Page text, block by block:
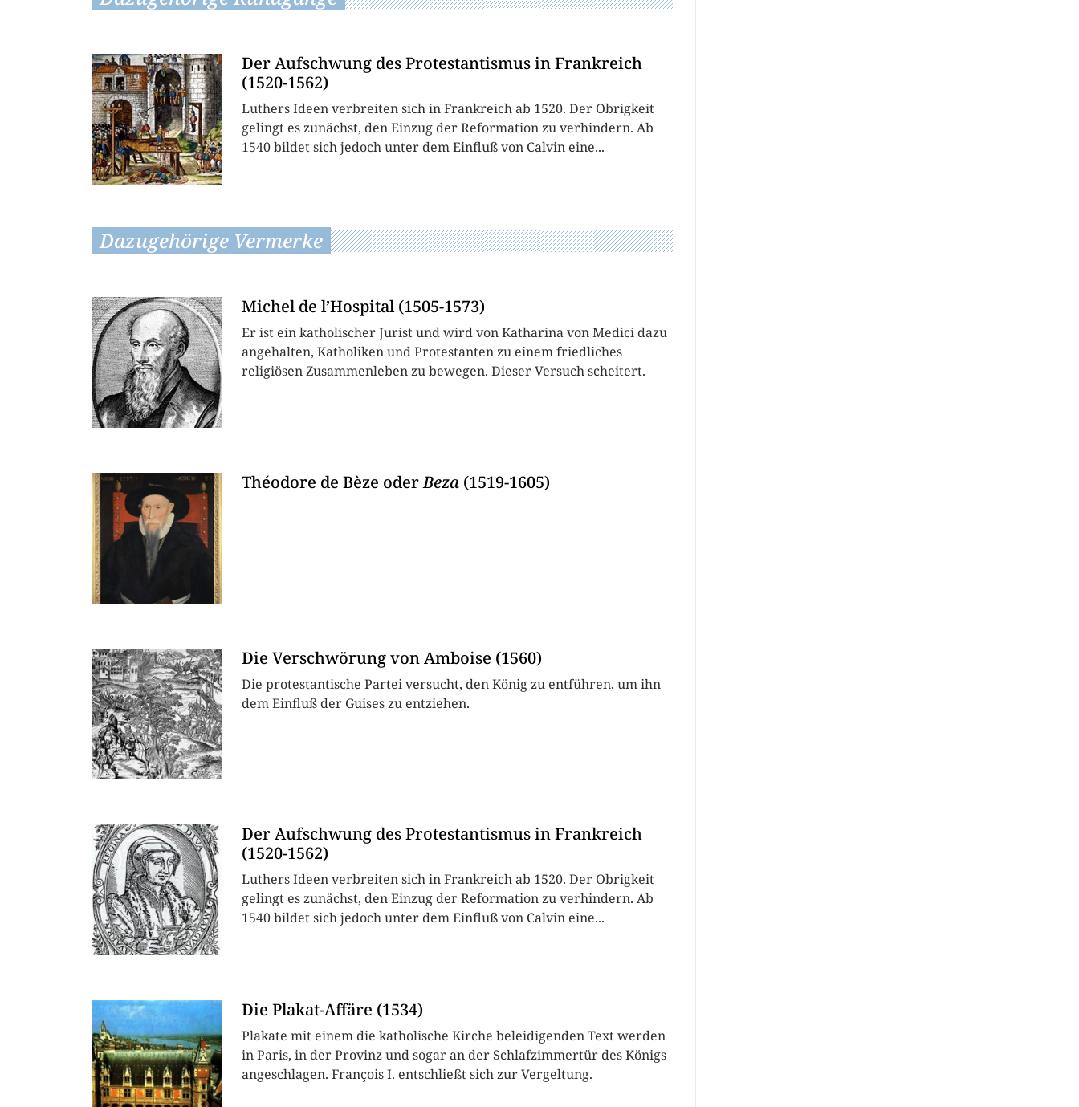
Der Aufschwung des Protestantismus in Frankreich
(1520-1562)
Luthers Ideen verbreiten sich in Frankreich ab 1520. Der Obrigkeit
gelingt es zunächst, den Einzug der Reformation zu verhindern. Ab
1540 bildet sich jedoch unter dem Einfluß von Calvin eine...
Dazugehörige Vermerke
Michel de l’Hospital (1505-1573)
Er ist ein katholischer Jurist und wird von Katharina von Medici dazu
angehalten, Katholiken und Protestanten zu einem friedliches
religiösen Zusammenleben zu bewegen. Dieser Versuch scheitert.
Théodore de Bèze oderBeza (1519-1605)
Die Verschwörung von Amboise (1560)
Die protestantische Partei versucht, den König zu entführen, um ihn
dem Einfluß der Guises zu entziehen.
Der Aufschwung des Protestantismus in Frankreich
(1520-1562)
Luthers Ideen verbreiten sich in Frankreich ab 1520. Der Obrigkeit
gelingt es zunächst, den Einzug der Reformation zu verhindern. Ab
1540 bildet sich jedoch unter dem Einfluß von Calvin eine...
Die Plakat-Affäre (1534)
Plakate mit einem die katholische Kirche beleidigenden Text werden
in Paris, in der Provinz und sogar an der Schlafzimmertür des Königs
angeschlagen. François I. entschließt sich zur Vergeltung.